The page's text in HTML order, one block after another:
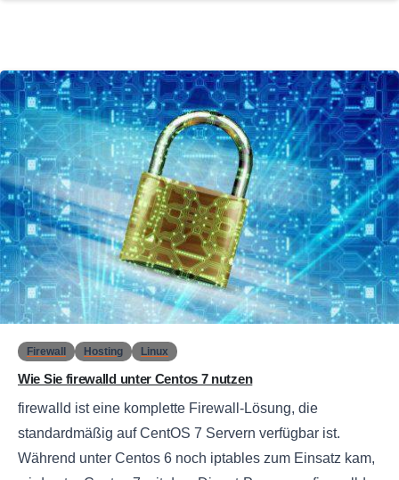
0
Firewall Hosting Linux
Wie Sie firewalld unter Centos 7 nutzen
firewalld ist eine komplette Firewall-Lösung, die
standardmäßig auf CentOS 7 Servern verfügbar ist.
Während unter Centos 6 noch iptables zum Einsatz kam,